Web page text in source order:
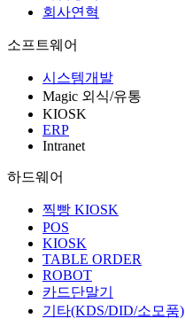
회사연혁
소프트웨어
시스템개발
Magic 외식/유통
KIOSK
ERP
Intranet
하드웨어
찍빵 KIOSK
POS
KIOSK
TABLE ORDER
ROBOT
카드단말기
기타(KDS/DID/소모품)